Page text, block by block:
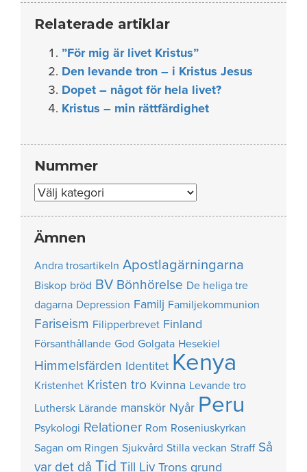
Relaterade artiklar
”För mig är livet Kristus”
Den levande tron – i Kristus Jesus
Dopet – något för hela livet?
Kristus – min rättfärdighet
Nummer
Nummer
Ämnen
Andra trosartikeln Apostlagärningarna
Biskop bröd BV Bönhörelse De heliga tre
dagarna Depression Familj Familjekommunion
Fariseism Filipperbrevet Finland
Försanthållande God Golgata Hesekiel
Himmelsfärden Identitet Kenya
Kristenhet Kristen tro Kvinna Levande tro
Luthersk Lärande manskör Nyår Peru
Psykologi Relationer Rom Roseniuskyrkan
Sagan om Ringen Sjukvård Stilla veckan Straff Så
var det då Tid Till Liv Trons grund